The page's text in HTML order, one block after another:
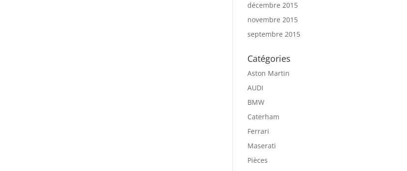
décembre 2015
novembre 2015
septembre 2015
Catégories
Aston Martin
AUDI
BMW
Caterham
Ferrari
Maserati
Pièces